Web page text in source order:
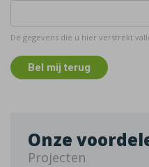
De gegevens die u hier verstrekt
Bel mij terug
Onze
Projecten